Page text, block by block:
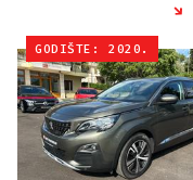
GODIŠTE: 2020.